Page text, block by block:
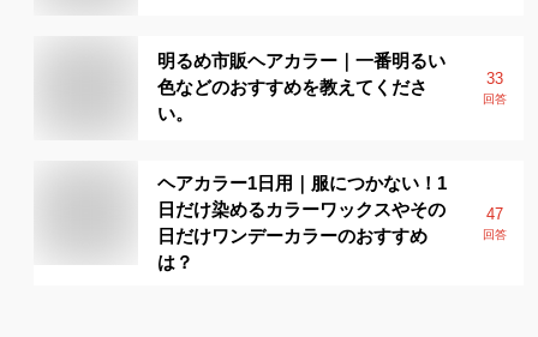
明るめ市販ヘアカラー｜一番明るい
色などのおすすめを教えてくださ
い。
33
回答
ヘアカラー1日用｜服につかない！1
日だけ染めるカラーワックスやその
日だけワンデーカラーのおすすめ
は？
47
回答